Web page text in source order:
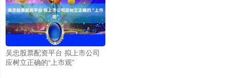
吴忠股票配资平台 拟上市公司
应树立正确的“上市观”